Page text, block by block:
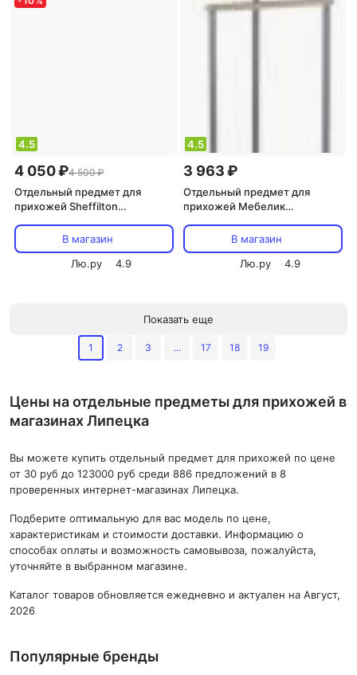
4.5
4 050 ₽4 500 ₽
Отдельный предмет для
прихожей Sheffilton
черный/серый
В магазин
Лю.ру
4.9
4.5
3 963 ₽
Отдельный предмет для
прихожей Мебелик
В магазин
Лю.ру
4.9
Показать еще
1 2 3 ... 17 18 19
Цены на отдельные предметы для прихожей в
магазинах Липецка
Вы можете купить отдельный предмет для прихожей по цене
от 30 руб до 123000 руб среди 886 предложений в 8
проверенных интернет-магазинах Липецка.
Подберите оптимальную для вас модель по цене,
характеристикам и стоимости доставки. Информацию о
способах оплаты и возможность самовывоза, пожалуйста,
уточняйте в выбранном магазине.
Каталог товаров обновляется ежедневно и актуален на Август,
2026
Популярные бренды